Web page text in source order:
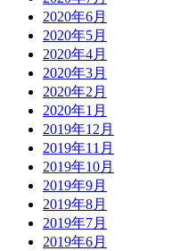
2020年6月
2020年5月
2020年4月
2020年3月
2020年2月
2020年1月
2019年12月
2019年11月
2019年10月
2019年9月
2019年8月
2019年7月
2019年6月